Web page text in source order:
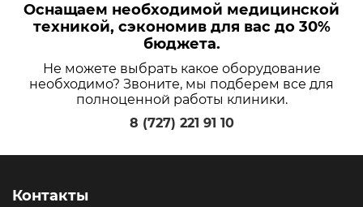
Оснащаем необходимой медицинской
техникой, сэкономив для вас до 30%
бюджета.
Не можете выбрать какое оборудование
необходимо? Звоните, мы подберем все для
полноценной работы клиники.
8 (727) 221 91 10
Контакты